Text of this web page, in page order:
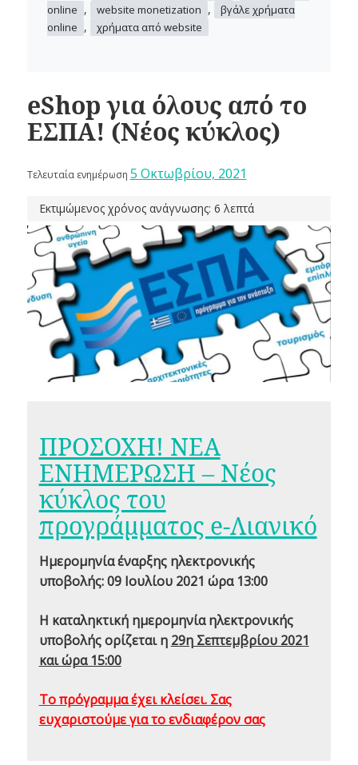
online , website monetization ,
βγάλε χρήματα
online , χρήματα από website
eShop για όλους από το
ΕΣΠΑ! (Νέος κύκλος)
Τελευταία ενημέρωση 5 Οκτωβρίου, 2021
Εκτιμώμενος χρόνος ανάγνωσης: 6 λεπτά
ΠΡΟΣΟΧΗ! ΝΕΑ
ΕΝΗΜΕΡΩΣΗ – Νέος
κύκλος του
προγράμματος e-Λιανικό
Ημερομηνία έναρξης ηλεκτρονικής
υποβολής: 09 Ιουλίου 2021 ώρα 13:00
Η καταληκτική ημερομηνία ηλεκτρονικής
υποβολής ορίζεται η 29η Σεπτεμβρίου 2021
και ώρα 15:00
Το πρόγραμμα έχει κλείσει. Σας
ευχαριστούμε για το ενδιαφέρον σας